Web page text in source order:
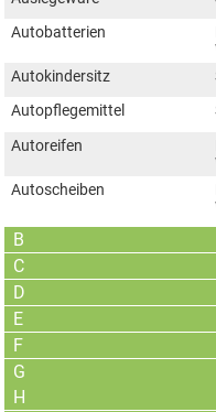
Autobatterien
Autokindersitz
Autopflegemittel
Autoreifen
Autoscheiben
B
C
D
E
F
G
H